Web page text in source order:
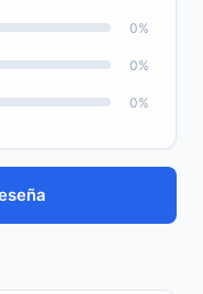
0%
0%
0%